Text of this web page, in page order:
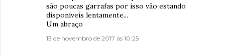
são poucas garrafas por isso vão estando
disponíveis lentamente...
Um abraço
13 de novembro de 2017 às 10:25